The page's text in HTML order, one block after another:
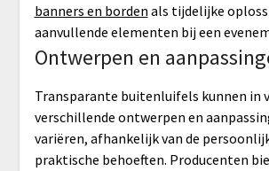
banners en borden als tijdelijke
aanvullende elementen bij een
Ontwerpen en
Transparante buitenluifels kunnen in
verschillende ontwerpen en
variëren, afhankelijk van de
praktische behoeften. Producenten